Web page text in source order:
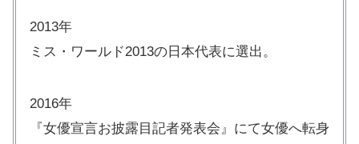
2013年
ミス・ワールド2013の日本代表に選出。
2016年
『女優宣言お披露目記者発表会』にて女優へ転身